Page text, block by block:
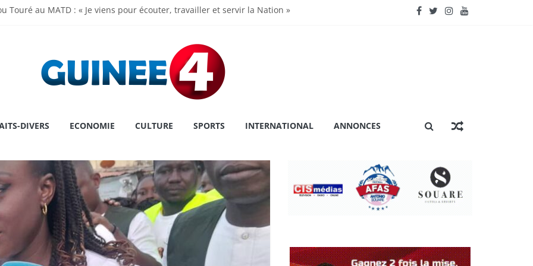
Touré au MATD : « Je viens pour écouter, travailler et servir la Nation »
: une première historique, l’institution décroche la prestigieuse certification ISO 9001
le cap sur la Grèce pour un congé
DIVERS ECONOMIE CULTURE SPORTS INTERNATIONAL ANNONCES